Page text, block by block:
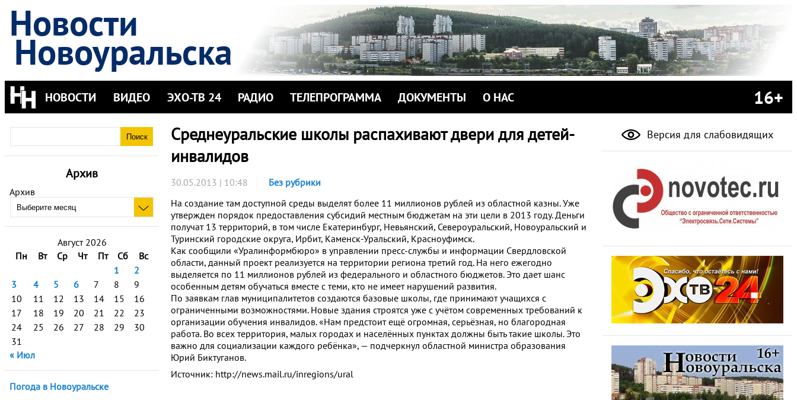
Новости
Новоуральска
НОВОСТИ ВИДЕО ЭХО-ТВ 24 РАДИО ТЕЛЕПРОГРАММА ДОКУМЕНТЫ О НАС 16+
Архив
Архив
Август 2026
Пн
Вт Ср Чт Пт Сб
Вс
1
2
3
4 5 6 7 8
9
10
11 12 13 14 15
16
17
18 19 20 21 22
23
24
25 26 27 28 29
30
31
« Июл
Погода в Новоуральске
Среднеуральские школы распахивают двери для детей-
инвалидов
30.05.2013 | 10:48
Без рубрики
На создание там доступной среды выделят более 11 миллионов рублей из областной казны. Уже
утвержден порядок предоставления субсидий местным бюджетам на эти цели в 2013 году. Деньги
получат 13 территорий, в том числе Екатеринбург, Невьянский, Североуральский, Новоуральский и
Туринский городские округа, Ирбит, Каменск-Уральский, Красноуфимск.
Как сообщили «Уралинформбюро» в управлении пресс-службы и информации Свердловской
области, данный проект реализуется на территории региона третий год. На него ежегодно
выделяется по 11 миллионов рублей из федерального и областного бюджетов. Это дает шанс
особенным детям обучаться вместе с теми, кто не имеет нарушений развития.
По заявкам глав муниципалитетов создаются базовые школы, где принимают учащихся с
ограниченными возможностями. Новые здания строятся уже с учётом современных требований к
организации обучения инвалидов. «Нам предстоит ещё огромная, серьёзная, но благородная
работа. Во всех территория, малых городах и населённых пунктах должны быть такие школы. Это
важно для социализации каждого ребёнка», — подчеркнул областной министра образования
Юрий Биктуганов.
Источник: http://news.mail.ru/inregions/ural
Версия для слабовидящих